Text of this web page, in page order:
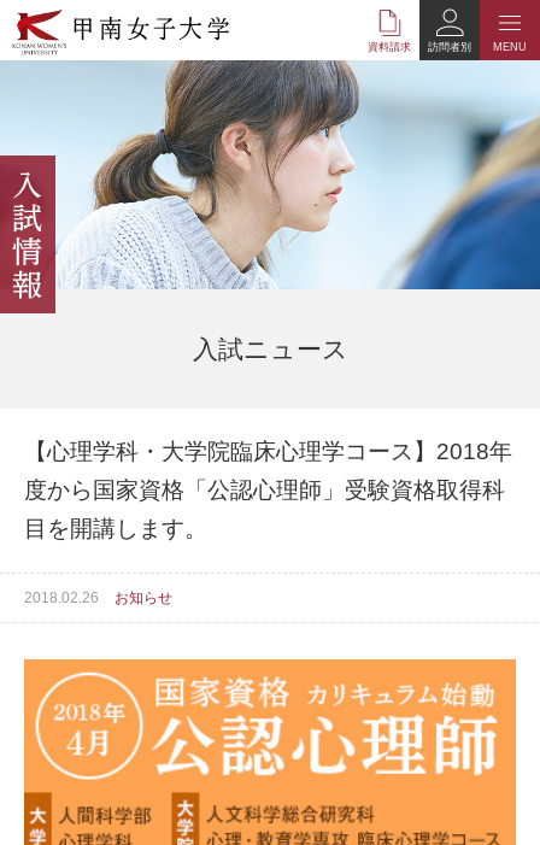
本
文
へ
ナ
ビ
ゲ
ー
シ
ョ
資料請求 MENU
訪問者別
入試ニュース
【心理学科・大学院臨床心理学コース】2018年
度から国家資格「公認心理師」受験資格取得科
目を開講します。
2018.02.26 お知らせ